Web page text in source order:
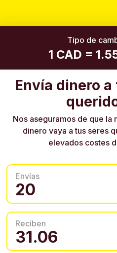
Tipo de
1 CAD =
Envía dinero a
Nos aseguramos de que la
dinero vaya a tus seres
elevados costes
Envías
Reciben